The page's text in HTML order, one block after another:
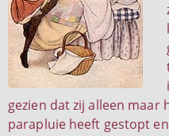
gezien dat zij alleen maar
parapluie heeft gestopt